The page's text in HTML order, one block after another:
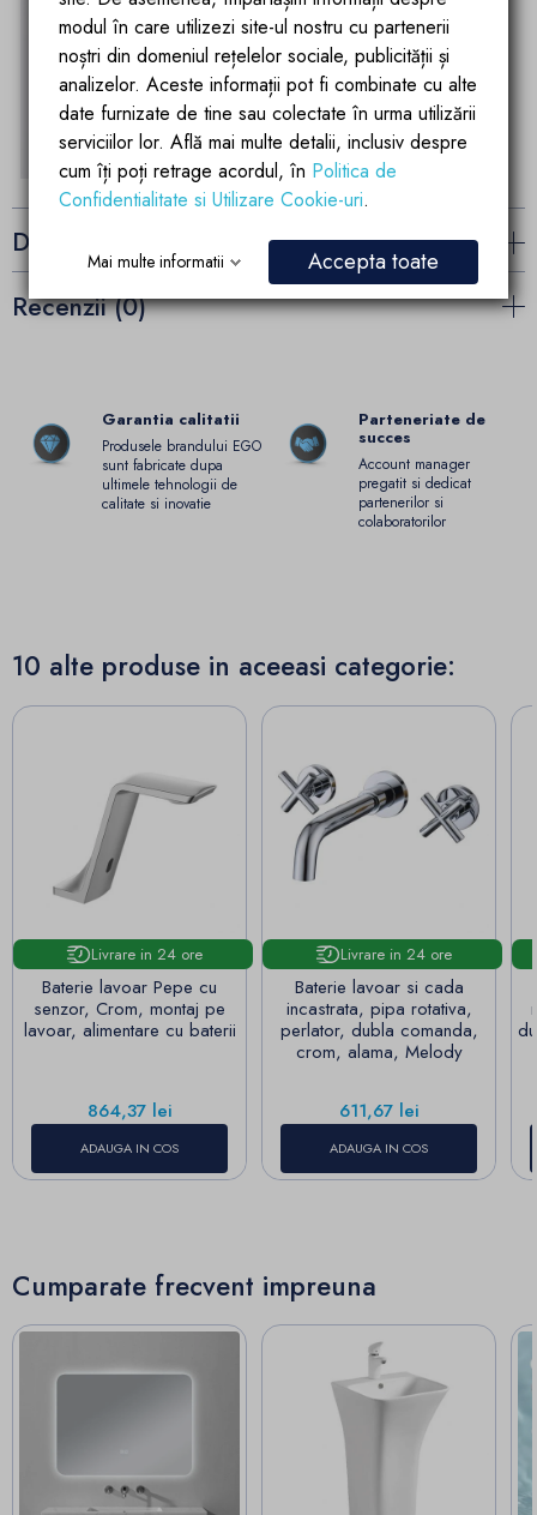
Detalii ale produsului
Recenzii (0)
Garantia calitatii
Produsele brandului EGO
sunt fabricate dupa
ultimele tehnologii de
calitate si inovatie
Parteneriate de
succes
Account manager
pregatit si dedicat
partenerilor si
colaboratorilor
10 alte produse in aceeasi categorie:
Livrare in 24 ore
Baterie lavoar Pepe cu
senzor, Crom, montaj pe
lavoar, alimentare cu baterii
Pret
864,37 lei
ADAUGA IN COS
Livrare in 24 ore
Baterie lavoar si cada
incastrata, pipa rotativa,
perlator, dubla comanda,
crom, alama, Melody
Pret
611,67 lei
ADAUGA IN COS
Cumparate frecvent impreuna
modul în care utilizezi site-ul nostru cu partenerii
noștri din domeniul rețelelor sociale, publicității și
analizelor. Aceste informații pot fi combinate cu alte
date furnizate de tine sau colectate în urma utilizării
serviciilor lor. Află mai multe detalii, inclusiv despre
cum îți poți retrage acordul, în Politica de
Confidentialitate si Utilizare Cookie-uri.
Mai multe informatii Accepta toate